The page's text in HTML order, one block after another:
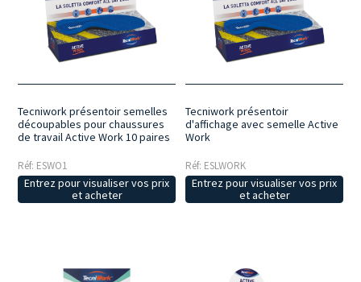
Tecniwork présentoir semelles
découpables pour chaussures
de travail Active Work 10 paires
Réf: ESWO1
Entrez pour visualiser vos prix
et acheter
Tecniwork présentoir
d'affichage avec semelle Active
Work
Réf: ESLWORK
Entrez pour visualiser vos prix
et acheter